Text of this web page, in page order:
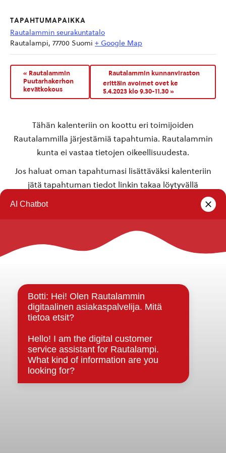
TAPAHTUMAPAIKKA
Rautalammin seurakuntatalo
Rautalampi, 77700 Suomi + Google Map
« Rautalammin
Puutarhakerhon
kevätkokous
Rautalammin kunnanviraston
erittäin avoimet ovet ke
5.4.2023 klo 9.30-11.30»
Tähän kalenteriin on koottu eri toimijoiden
Rautalammilla järjestämiä tapahtumia. Rautalammin
kunta ei vastaa tietojen oikeellisuudesta.
Jos haluat oman tapahtumasi lisättäväksi kalenteriin
jätä tapahtuman tiedot linkin takaa löytyvällä
Rautalammin kunta
Strategiat, ohjelmat, ohjeet, suunnitelmat, säännöt ja
sopimukset
Asiakirjajulkisuuskuvaus
Evästeet
Saavutettavuusseloste
Tietosuoja
Tietosuojaselosteet